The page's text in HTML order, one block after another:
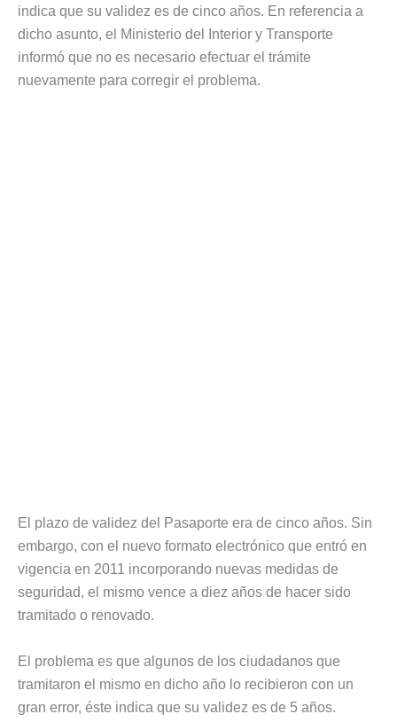
indica que su validez es de cinco años. En referencia a
dicho asunto, el Ministerio del Interior y Transporte
informó que no es necesario efectuar el trámite
nuevamente para corregir el problema.
El plazo de validez del Pasaporte era de cinco años. Sin
embargo, con el nuevo formato electrónico que entró en
vigencia en 2011 incorporando nuevas medidas de
seguridad, el mismo vence a diez años de hacer sido
tramitado o renovado.
El problema es que algunos de los ciudadanos que
tramitaron el mismo en dicho año lo recibieron con un
gran error, éste indica que su validez es de 5 años.